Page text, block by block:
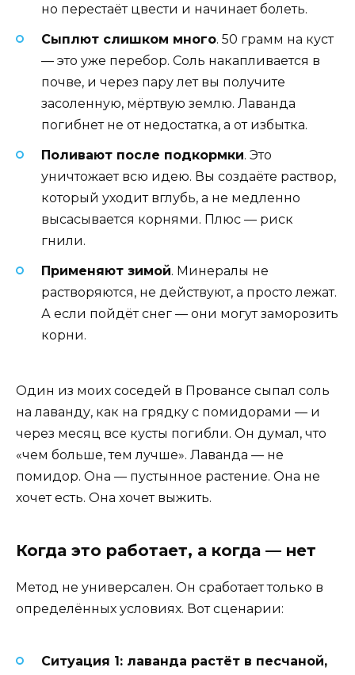
но перестаёт цвести и начинает болеть.
Сыплют слишком много. 50 грамм на куст
— это уже перебор. Соль накапливается в
почве, и через пару лет вы получите
засоленную, мёртвую землю. Лаванда
погибнет не от недостатка, а от избытка.
Поливают после подкормки. Это
уничтожает всю идею. Вы создаёте раствор,
который уходит вглубь, а не медленно
высасывается корнями. Плюс — риск
гнили.
Применяют зимой. Минералы не
растворяются, не действуют, а просто лежат.
А если пойдёт снег — они могут заморозить
корни.
Один из моих соседей в Провансе сыпал соль
на лаванду, как на грядку с помидорами — и
через месяц все кусты погибли. Он думал, что
«чем больше, тем лучше». Лаванда — не
помидор. Она — пустынное растение. Она не
хочет есть. Она хочет выжить.
Когда это работает, а когда — нет
Метод не универсален. Он сработает только в
определённых условиях. Вот сценарии:
Ситуация 1: лаванда растёт в песчаной,